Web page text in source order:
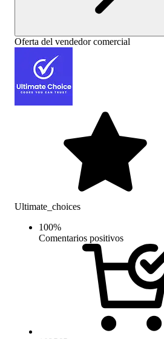
Oferta del vendedor comercial
Ultimate_choices
100%
Comentarios positivos